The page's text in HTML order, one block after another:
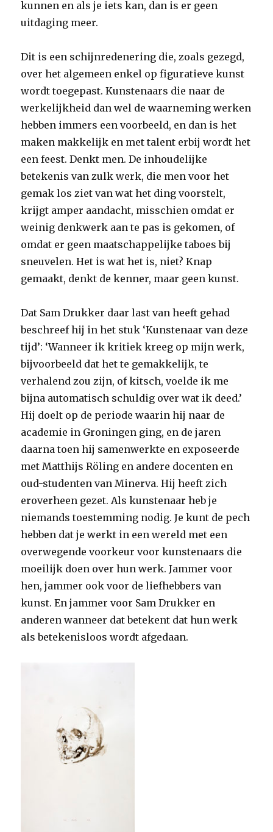
kunnen en als je iets kan, dan is er geen
uitdaging meer.
Dit is een schijnredenering die, zoals gezegd,
over het algemeen enkel op figuratieve kunst
wordt toegepast. Kunstenaars die naar de
werkelijkheid dan wel de waarneming werken
hebben immers een voorbeeld, en dan is het
maken makkelijk en met talent erbij wordt het
een feest. Denkt men. De inhoudelijke
betekenis van zulk werk, die men voor het
gemak los ziet van wat het ding voorstelt,
krijgt amper aandacht, misschien omdat er
weinig denkwerk aan te pas is gekomen, of
omdat er geen maatschappelijke taboes bij
sneuvelen. Het is wat het is, niet? Knap
gemaakt, denkt de kenner, maar geen kunst.
Dat Sam Drukker daar last van heeft gehad
beschreef hij in het stuk ‘Kunstenaar van deze
tijd’: ‘Wanneer ik kritiek kreeg op mijn werk,
bijvoorbeeld dat het te gemakkelijk, te
verhalend zou zijn, of kitsch, voelde ik me
bijna automatisch schuldig over wat ik deed.’
Hij doelt op de periode waarin hij naar de
academie in Groningen ging, en de jaren
daarna toen hij samenwerkte en exposeerde
met Matthijs Röling en andere docenten en
oud-studenten van Minerva. Hij heeft zich
eroverheen gezet. Als kunstenaar heb je
niemands toestemming nodig. Je kunt de pech
hebben dat je werkt in een wereld met een
overwegende voorkeur voor kunstenaars die
moeilijk doen over hun werk. Jammer voor
hen, jammer ook voor de liefhebbers van
kunst. En jammer voor Sam Drukker en
anderen wanneer dat betekent dat hun werk
als betekenisloos wordt afgedaan.